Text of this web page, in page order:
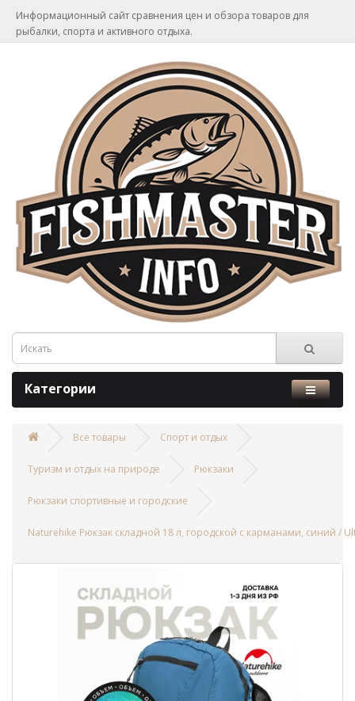
Информационный сайт сравнения цен и обзора товаров для
рыбалки, спорта и активного отдыха.
Категории
Все товары Спорт и отдых
Туризм и отдых на природе Рюкзаки
Рюкзаки спортивные и городские
Naturehike Рюкзак складной 18 л, городской с карманами, синий /